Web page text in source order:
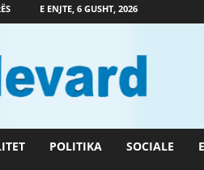
E ENJTE, 6 GUSHT, 2026
POLITIKA SOCIALE